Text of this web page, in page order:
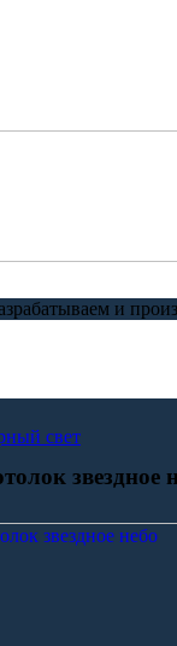
и
свет
звездное